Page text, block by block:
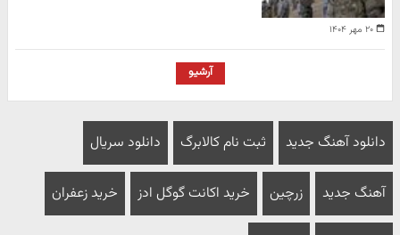
۲۰ مهر ۱۴۰۴
آرشیو
دانلود آهنگ جدید ثبت نام کالابرگ دانلود سریال
آهنگ جدید زرچین خرید اکانت گوگل ادز خرید زعفران